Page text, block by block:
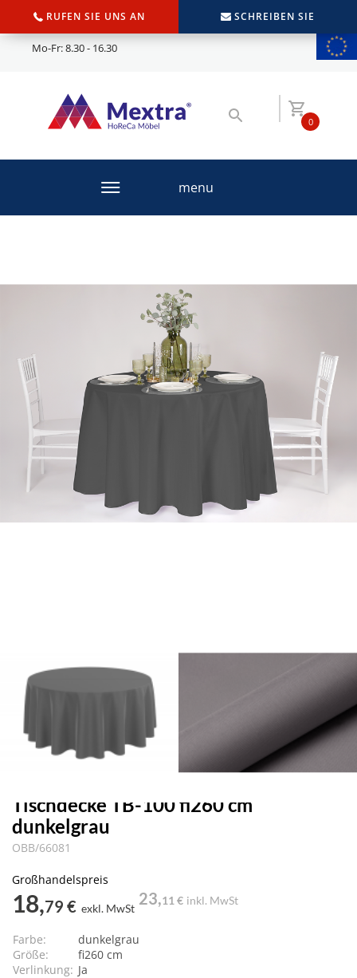
RUFEN SIE UNS AN SCHREIBEN SIE
Mo-Fr: 8.30 - 16.30
0
menu
Tischdecke TB-100 fi260 cm
dunkelgrau
OBB/66081
Großhandelspreis
18,79 € exkl. MwSt
23,11 € inkl. MwSt
Farbe:
dunkelgrau
Größe:
fi260 cm
Verlinkung: Ja